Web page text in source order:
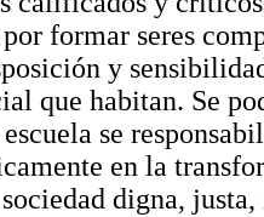
formar seres
y
que habitan. Se
se
en la
digna,